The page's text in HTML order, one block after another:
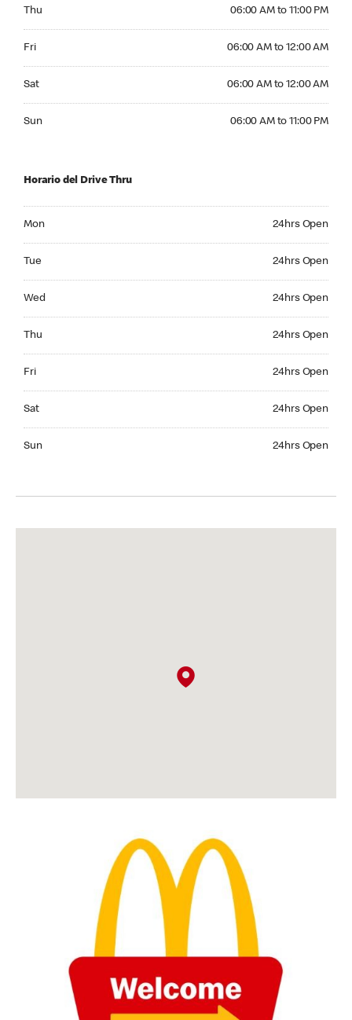
Thu 06:00 AM to 11:00 PM
Fri 06:00 AM to 12:00 AM
Sat 06:00 AM to 12:00 AM
Sun 06:00 AM to 11:00 PM
Horario del Drive Thru
Mon 24hrs Open
Tue 24hrs Open
Wed 24hrs Open
Thu 24hrs Open
Fri 24hrs Open
Sat 24hrs Open
Sun 24hrs Open